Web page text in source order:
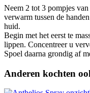
Neem 2 tot 3 pompjes
verwarm tussen de
huid.
Begin met het eerst te
lippen. Concentreer u
Spoel daarna grondig af
Anderen kochten